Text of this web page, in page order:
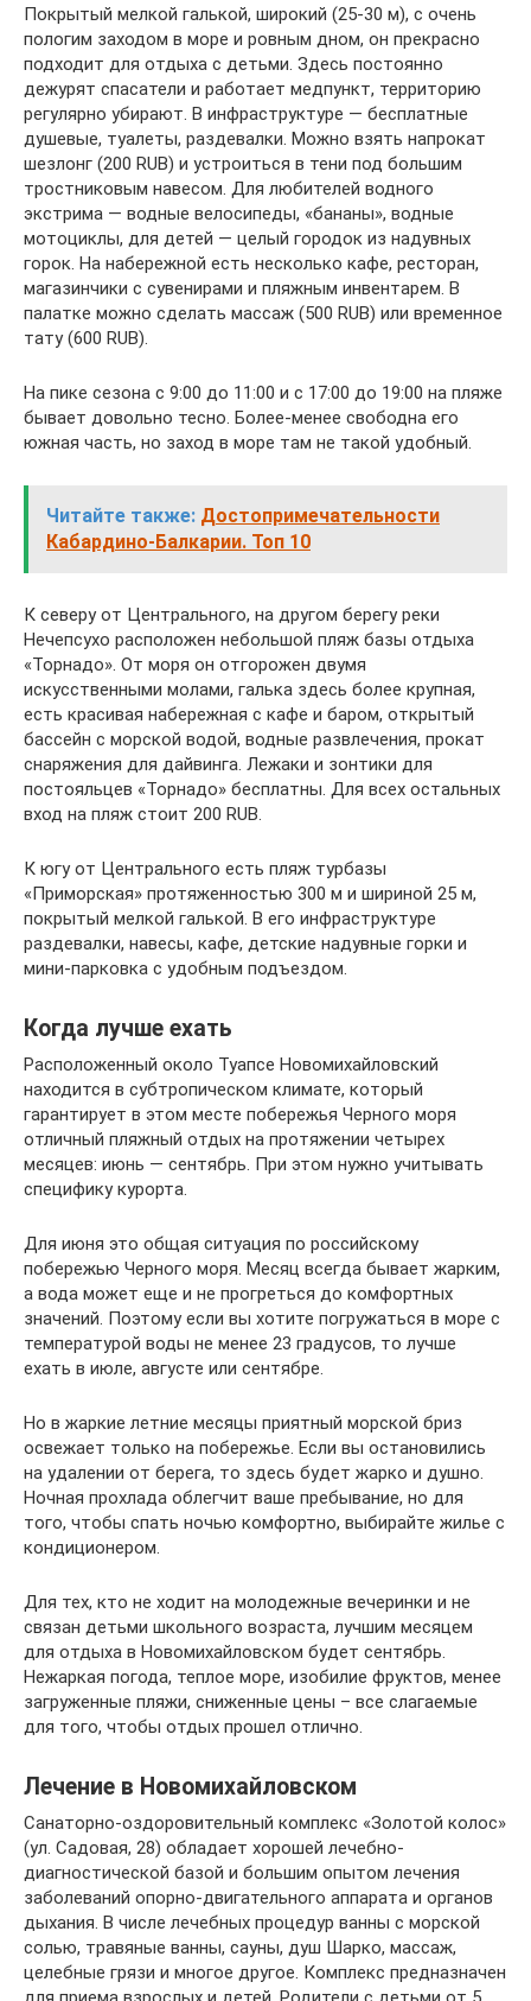
Покрытый мелкой галькой, широкий (25-30 м), с очень
пологим заходом в море и ровным дном, он прекрасно
подходит для отдыха с детьми. Здесь постоянно
дежурят спасатели и работает медпункт, территорию
регулярно убирают. В инфраструктуре — бесплатные
душевые, туалеты, раздевалки. Можно взять напрокат
шезлонг (200 RUB) и устроиться в тени под большим
тростниковым навесом. Для любителей водного
экстрима — водные велосипеды, «бананы», водные
мотоциклы, для детей — целый городок из надувных
горок. На набережной есть несколько кафе, ресторан,
магазинчики с сувенирами и пляжным инвентарем. В
палатке можно сделать массаж (500 RUB) или временное
тату (600 RUB).
На пике сезона с 9:00 до 11:00 и с 17:00 до 19:00 на пляже
бывает довольно тесно. Более-менее свободна его
южная часть, но заход в море там не такой удобный.
Читайте также: Достопримечательности
Кабардино-Балкарии. Топ 10
К северу от Центрального, на другом берегу реки
Нечепсухо расположен небольшой пляж базы отдыха
«Торнадо». От моря он отгорожен двумя
искусственными молами, галька здесь более крупная,
есть красивая набережная с кафе и баром, открытый
бассейн с морской водой, водные развлечения, прокат
снаряжения для дайвинга. Лежаки и зонтики для
постояльцев «Торнадо» бесплатны. Для всех остальных
вход на пляж стоит 200 RUB.
К югу от Центрального есть пляж турбазы
«Приморская» протяженностью 300 м и шириной 25 м,
покрытый мелкой галькой. В его инфраструктуре
раздевалки, навесы, кафе, детские надувные горки и
мини-парковка с удобным подъездом.
Когда лучше ехать
Расположенный около Туапсе Новомихайловский
находится в субтропическом климате, который
гарантирует в этом месте побережья Черного моря
отличный пляжный отдых на протяжении четырех
месяцев: июнь — сентябрь. При этом нужно учитывать
специфику курорта.
Для июня это общая ситуация по российскому
побережью Черного моря. Месяц всегда бывает жарким,
а вода может еще и не прогреться до комфортных
значений. Поэтому если вы хотите погружаться в море с
температурой воды не менее 23 градусов, то лучше
ехать в июле, августе или сентябре.
Но в жаркие летние месяцы приятный морской бриз
освежает только на побережье. Если вы остановились
на удалении от берега, то здесь будет жарко и душно.
Ночная прохлада облегчит ваше пребывание, но для
того, чтобы спать ночью комфортно, выбирайте жилье с
кондиционером.
Для тех, кто не ходит на молодежные вечеринки и не
связан детьми школьного возраста, лучшим месяцем
для отдыха в Новомихайловском будет сентябрь.
Нежаркая погода, теплое море, изобилие фруктов, менее
загруженные пляжи, сниженные цены – все слагаемые
для того, чтобы отдых прошел отлично.
Лечение в Новомихайловском
Санаторно-оздоровительный комплекс «Золотой колос»
(ул. Садовая, 28) обладает хорошей лечебно-
диагностической базой и большим опытом лечения
заболеваний опорно-двигательного аппарата и органов
дыхания. В числе лечебных процедур ванны с морской
солью, травяные ванны, сауны, душ Шарко, массаж,
целебные грязи и многое другое. Комплекс предназначен